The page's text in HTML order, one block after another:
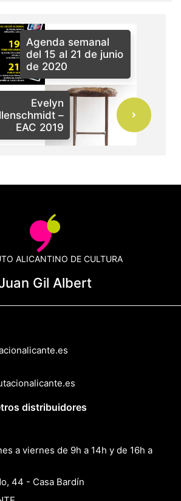
Agenda semanal
del 15 al 21 de junio
de 2020
Evelyn
–
EAC 2019
ALICANTINO DE CULTURA
Gil Albert
distribuidores
a viernes de 9h a 14h y de 16h a
44 - Casa Bardín